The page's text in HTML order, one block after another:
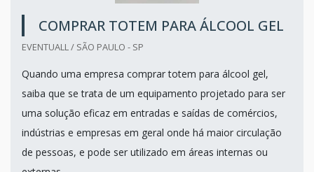
COMPRAR TOTEM PARA ÁLCOOL GEL
EVENTUALL / SÃO PAULO - SP
Quando uma empresa comprar totem para álcool gel,
saiba que se trata de um equipamento projetado para ser
uma solução eficaz em entradas e saídas de comércios,
indústrias e empresas em geral onde há maior circulação
de pessoas, e pode ser utilizado em áreas internas ou